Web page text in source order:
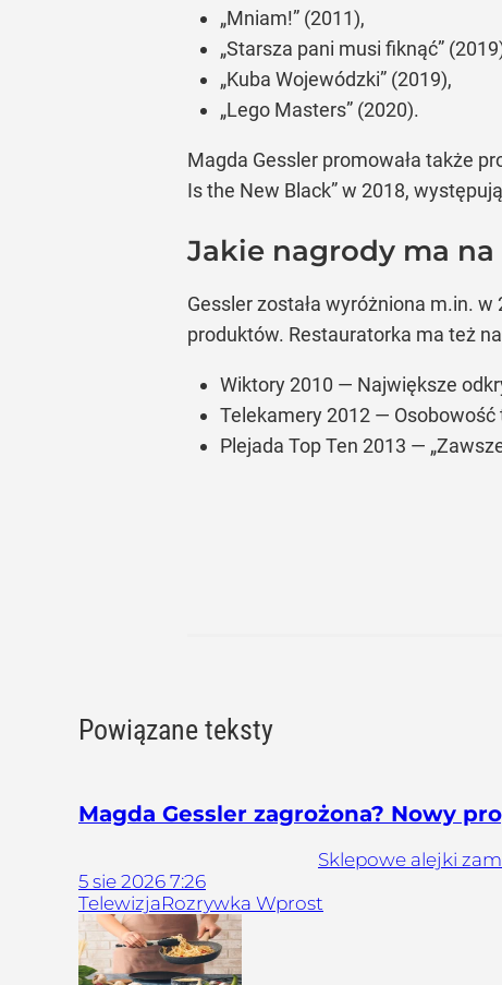
„Mniam!” (2011),
„Starsza pani musi fiknąć”
„Kuba Wojewódzki” (2019),
„Lego Masters” (2020).
Magda Gessler promowała także
Is the New Black” w 2018,
Jakie nagrody ma na
Gessler została wyróżniona m.in.
produktów. Restauratorka ma też
Wiktory 2010 — Największe
Telekamery 2012 — Osobowość
Plejada Top Ten 2013 —
Powiązane teksty
Magda Gessler zagrożona? Nowy
Sklepowe alejki
5 sie 2026 7:26
TelewizjaRozrywka Wprost